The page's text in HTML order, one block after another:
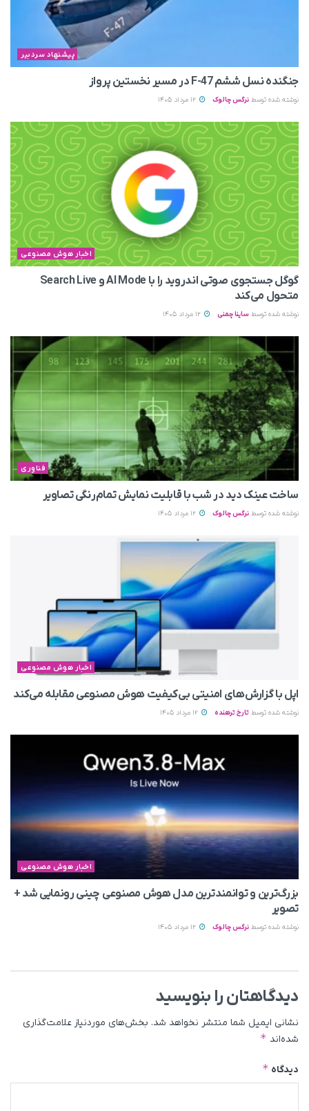
پیشنهاد سردبیر
جنگنده نسل ششم F-47 در مسیر نخستین پرواز
نوشته شده توسط نرگس چالوک
اخبار هوش مصنوعی
گوگل جستجوی صوتی اندروید را با AI Mode و Search Live
متحول می‌کند
نوشته شده توسط ساینا چمنی
فناوری
ساخت عینک دید در شب با قابلیت نمایش تمام‌رنگی تصاویر
نوشته شده توسط نرگس چالوک
اخبار هوش مصنوعی
اپل با گزارش‌های امنیتی بی‌کیفیت هوش مصنوعی مقابله می‌کند
نوشته شده توسط تارخ ترهنده
اخبار هوش مصنوعی
بزرگ‌ترین و توانمندترین مدل هوش مصنوعی چینی رونمایی شد +
تصویر
نوشته شده توسط نرگس چالوک
دیدگاهتان را بنویسید
نشانی ایمیل شما منتشر نخواهد شد. بخش‌های موردنیاز علامت‌گذاری
شده‌اند *
دیدگاه *